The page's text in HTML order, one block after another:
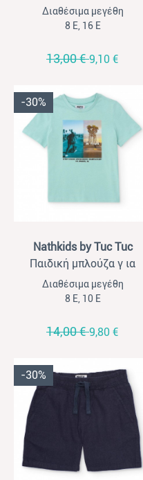
για αγόρια Nathkids λευκή
Διαθέσιμα μεγέθη
8 Ε, 16 Ε
13,00 €9,10 €
-30%
Nathkids by Tuc Tuc
Παιδική μπλούζα γ ια
αγόρια Nathkids γαλάζιο
Διαθέσιμα μεγέθη
8 Ε, 10 Ε
14,00 €9,80 €
-30%